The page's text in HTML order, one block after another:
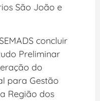
São João e
concluir
Preliminar
do
para Gestão
Região dos